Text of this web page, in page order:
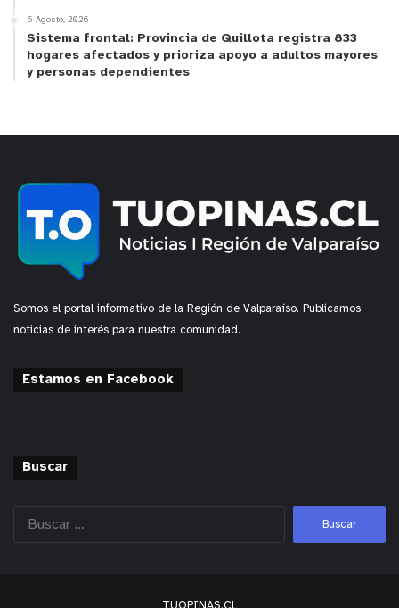
6 Agosto, 2026
Sistema frontal: Provincia de Quillota registra 833
hogares afectados y prioriza apoyo a adultos mayores
y personas dependientes
Somos el portal informativo de la Región de Valparaíso. Publicamos
noticias de interés para nuestra comunidad.
Estamos en Facebook
Buscar